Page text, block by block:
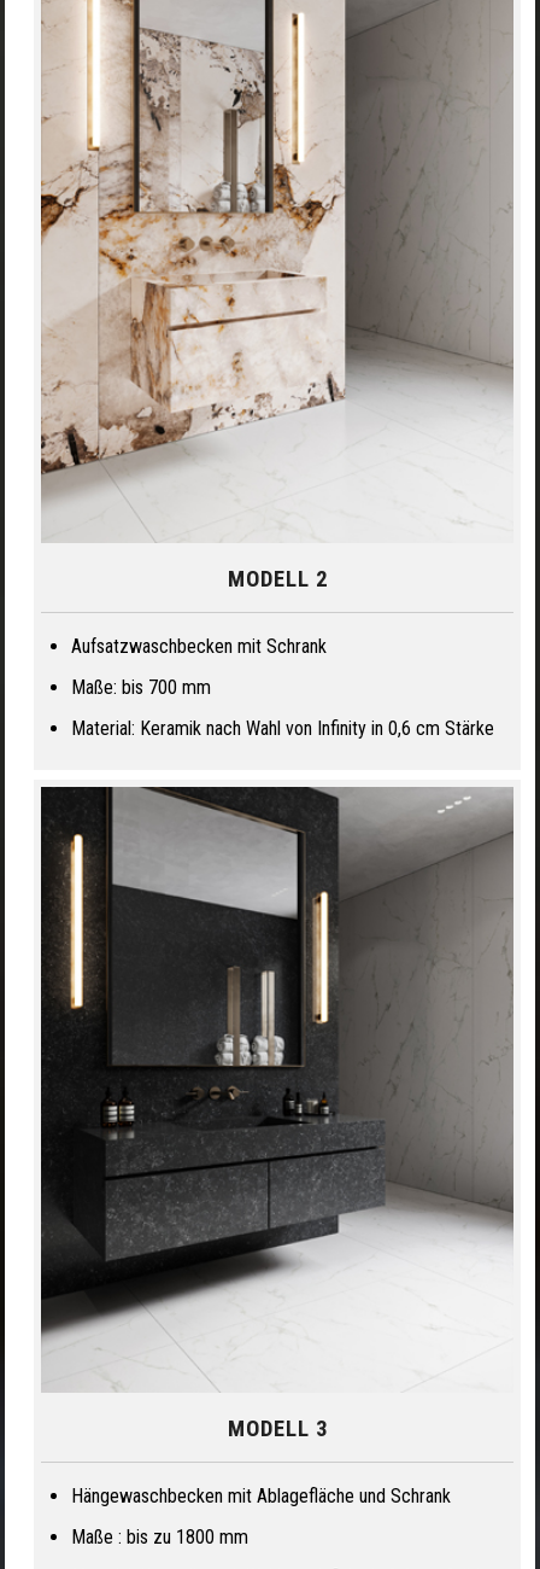
MODELL 2
Aufsatzwaschbecken mit Schrank
Maße: bis 700 mm
Material: Keramik nach Wahl von Infinity in 0,6 cm Stärke
MODELL 3
Hängewaschbecken mit Ablagefläche und Schrank
Maße : bis zu 1800 mm